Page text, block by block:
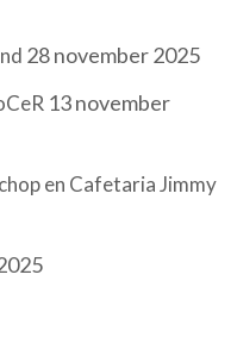
28 november 2025
13 november
en Cafetaria Jimmy